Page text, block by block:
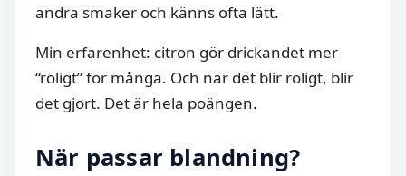
andra smaker och känns ofta lätt.
Min erfarenhet: citron gör drickandet mer
“roligt” för många. Och när det blir roligt, blir
det gjort. Det är hela poängen.
När passar blandning?